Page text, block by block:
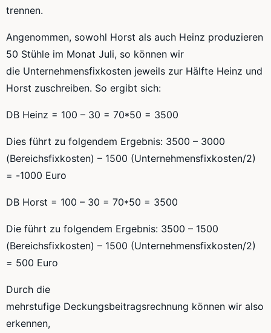
trennen.
Angenommen, sowohl Horst als auch Heinz produzieren
50 Stühle im Monat Juli, so können wir
die Unternehmensfixkosten jeweils zur Hälfte Heinz und
Horst zuschreiben. So ergibt sich:
DB Heinz = 100 – 30 = 70*50 = 3500
Dies führt zu folgendem Ergebnis: 3500 – 3000
(Bereichsfixkosten) – 1500 (Unternehmensfixkosten/2)
= -1000 Euro
DB Horst = 100 – 30 = 70*50 = 3500
Die führt zu folgendem Ergebnis: 3500 – 1500
(Bereichsfixkosten) – 1500 (Unternehmensfixkosten/2)
= 500 Euro
Durch die
mehrstufige Deckungsbeitragsrechnung können wir also
erkennen,